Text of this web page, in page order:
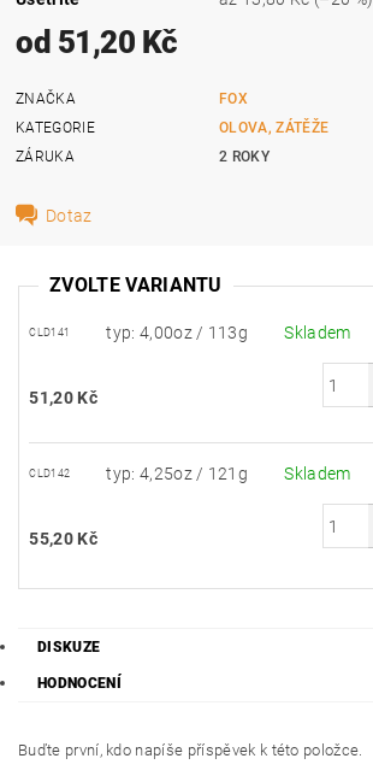
od 51,20 Kč
ZNAČKA
FOX
KATEGORIE
OLOVA, ZÁTĚŽE
ZÁRUKA
2 ROKY
Dotaz
ZVOLTE VARIANTU
CLD141 typ: 4,00oz / 113g Skladem
51,20 Kč
CLD142 typ: 4,25oz / 121g Skladem
55,20 Kč
DISKUZE
HODNOCENÍ
Buďte první, kdo napíše příspěvek k této položce.